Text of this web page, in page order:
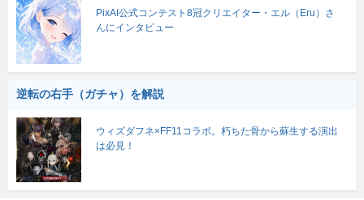
PixAI公式コンテスト8冠クリエイター・エル（Eru）さ
んにインタビュー
逆転の右手（ガチャ）を解説
ウィズダフネ×FF11コラボ。朽ちた骨から蘇生する演出
は必見！